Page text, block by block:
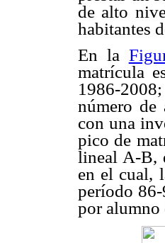
de alto
habitantes
En la
matrícula
1986-
número de
con una
pico de
lineal A-B,
en el cual,
período
por alumno